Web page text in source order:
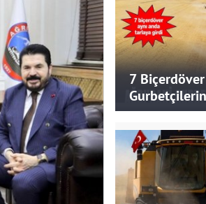
7
Bereketli